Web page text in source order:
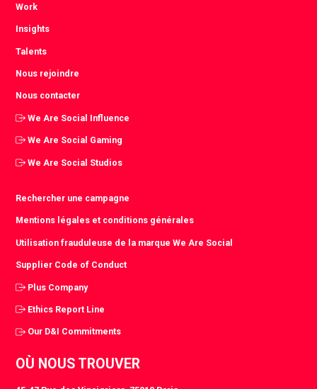
Work
Insights
Talents
Nous rejoindre
Nous contacter
We Are Social Influence
We Are Social Gaming
We Are Social Studios
Rechercher une campagne
Mentions légales et conditions générales
Utilisation frauduleuse de la marque We Are Social
Supplier Code of Conduct
Plus Company
Ethics Report Line
Our D&I Commitments
OÙ NOUS TROUVER